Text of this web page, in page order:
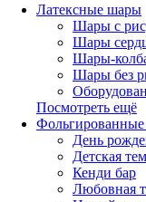
Латексные шары
Шары с
Шары
Шары-
Шары без
Посмотреть ещё
День
Детская
Кенди бар
Любовная